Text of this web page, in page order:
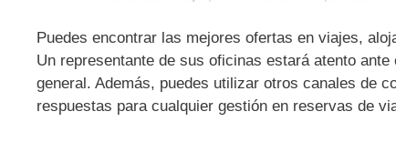
Puedes encontrar las mejores ofertas en viajes,
Un representante de sus oficinas estará atento
general. Además, puedes utilizar otros canales de
respuestas para cualquier gestión en reservas de